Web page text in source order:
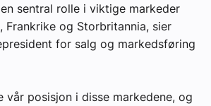
Byggfakta Nyheter
sentral rolle i viktige markeder
Frankrike og Storbritannia, sier
for salg og markedsføring
vår posisjon i disse markedene, og